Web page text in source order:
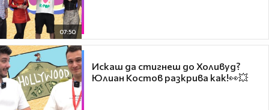
07:50
Искаш да стигнеш до Холивуд?
Юлиан Костов разкрива как!👀💥